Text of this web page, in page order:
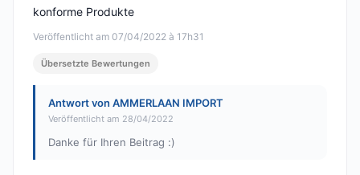
Veröffentlicht am 07/04/2022 à 17h31
konforme Produkte
Übersetzte Bewertungen
Antwort von AMMERLAAN IMPORT
Veröffentlicht am 28/04/2022
Danke für Ihren Beitrag :)